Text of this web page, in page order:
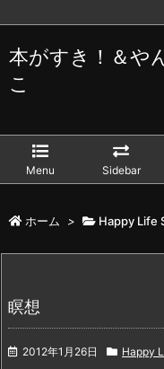
本がすき！＆や
こ
Menu Sidebar
ホーム > Happy Life
瞑想
2012年1月26日 Happy